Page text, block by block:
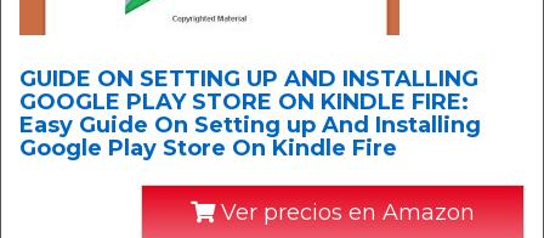
GUIDE ON SETTING UP AND INSTALLING
GOOGLE PLAY STORE ON KINDLE FIRE:
Easy Guide On Setting up And Installing
Google Play Store On Kindle Fire
Ver precios en Amazon